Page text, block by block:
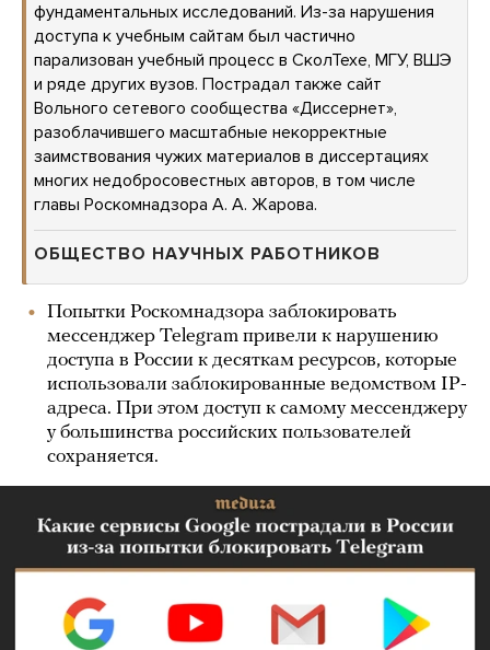
фундаментальных исследований. Из-за нарушения
доступа к учебным сайтам был частично
парализован учебный процесс в СколТехе, МГУ, ВШЭ
и ряде других вузов. Пострадал также сайт
Вольного сетевого сообщества «Диссернет»,
разоблачившего масштабные некорректные
заимствования чужих материалов в диссертациях
многих недобросовестных авторов, в том числе
главы Роскомнадзора А. А. Жарова.
ОБЩЕСТВО НАУЧНЫХ РАБОТНИКОВ
Попытки Роскомнадзора заблокировать
мессенджер Telegram привели к нарушению
доступа в России к десяткам ресурсов, которые
использовали заблокированные ведомством IP-
адреса. При этом доступ к самому мессенджеру
у большинства российских пользователей
сохраняется.